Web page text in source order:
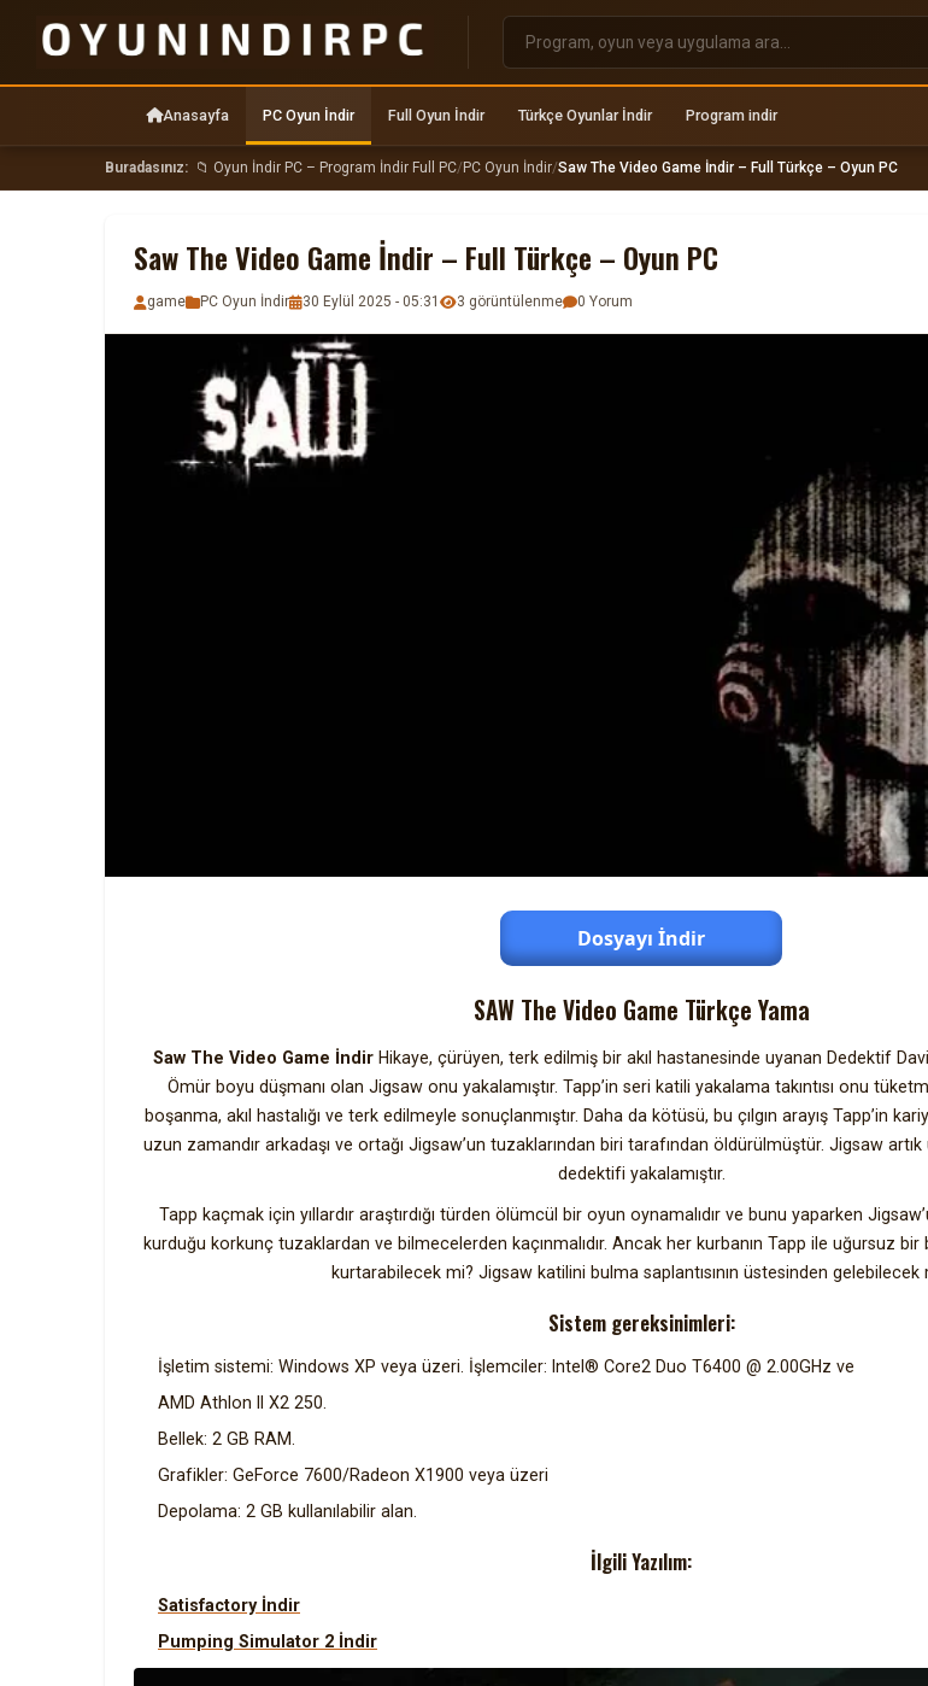
Anasayfa PC Oyun İndir Full Oyun İndir Türkçe Oyunlar İndir Program indir
Buradasınız: 📁 Oyun İndir PC – Program İndir Full PC/PC Oyun İndir/Saw The Video Game İndir – Full Türkçe – Oyun PC
Saw The Video Game İndir – Full Türkçe – Oyun PC
game PC Oyun İndir 30 Eylül 2025 - 05:31 3 görüntülenme 0 Yorum
Dosyayı İndir
SAW The Video Game Türkçe Yama
Saw The Video Game İndirHikaye, çürüyen, terk edilmiş bir akıl hastanesinde uyanan Dedektif
Ömür boyu düşmanı olan Jigsaw onu yakalamıştır. Tapp’in seri katili yakalama takıntısı onu
boşanma, akıl hastalığı ve terk edilmeyle sonuçlanmıştır. Daha da kötüsü, bu çılgın arayış Tapp’in
uzun zamandır arkadaşı ve ortağı Jigsaw’un tuzaklarından biri tarafından öldürülmüştür. Jigsaw
dedektifi yakalamıştır.
Tapp kaçmak için yıllardır araştırdığı türden ölümcül bir oyun oynamalıdır ve bunu yaparken
kurduğu korkunç tuzaklardan ve bilmecelerden kaçınmalıdır. Ancak her kurbanın Tapp ile uğursuz bir
kurtarabilecek mi? Jigsaw katilini bulma saplantısının üstesinden gelebilecek
Sistem gereksinimleri:
İşletim sistemi: Windows XP veya üzeri. İşlemciler: Intel® Core2 Duo T6400 @ 2.00GHz ve
AMD Athlon II X2 250.
Bellek: 2 GB RAM.
Grafikler: GeForce 7600/Radeon X1900 veya üzeri
Depolama: 2 GB kullanılabilir alan.
İlgili Yazılım:
Satisfactory İndir
Pumping Simulator 2 İndir